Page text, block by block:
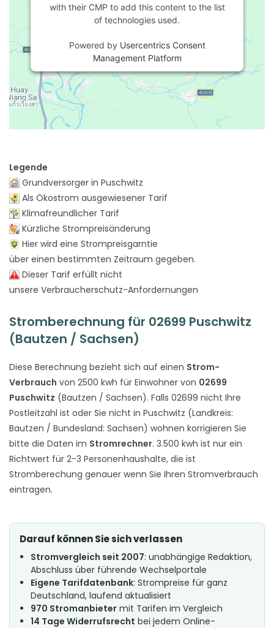
with their CMP to add this content to the list
of technologies used.
Powered by Usercentrics Consent
Management Platform
Legende
Grundversorger in Puschwitz
Als Ökostrom ausgewiesener Tarif
Klimafreundlicher Tarif
Kürzliche Strompreisänderung
Hier wird eine Strompreisgarntie
über einen bestimmten Zeitraum gegeben.
Dieser Tarif erfüllt nicht
unsere Verbraucherschutz-Anfordernungen
Stromberechnung für 02699 Puschwitz
(Bautzen / Sachsen)
Diese Berechnung bezieht sich auf einen Strom-
Verbrauch von 2500 kwh für Einwohner von 02699
Puschwitz (Bautzen / Sachsen). Falls 02699 nicht Ihre
Postleitzahl ist oder Sie nicht in Puschwitz (Landkreis:
Bautzen / Bundesland: Sachsen) wohnen korrigieren Sie
bitte die Daten im Stromrechner. 3.500 kwh ist nur ein
Richtwert für 2-3 Personenhaushalte, die ist
Stromberechung genauer wenn Sie Ihren Stromverbrauch
eintragen.
Darauf können Sie sich verlassen
Stromvergleich seit 2007: unabhängige Redaktion,
Abschluss über führende Wechselportale
Eigene Tarifdatenbank: Strompreise für ganz
Deutschland, laufend aktualisiert
970 Stromanbieter mit Tarifen im Vergleich
14 Tage Widerrufsrecht bei jedem Online-